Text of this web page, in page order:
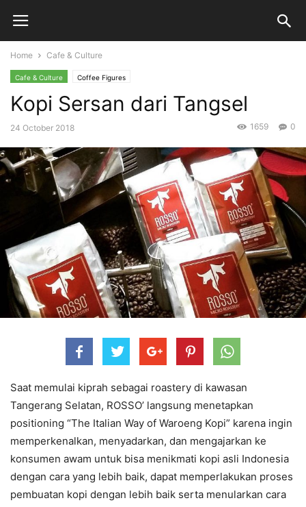
Home Cafe & Culture
Cafe & Culture Coffee Figures
Kopi Sersan dari Tangsel
24 October 2018 0
1659
Saat memulai kiprah sebagai roastery di kawasan
Tangerang Selatan, ROSSO’ langsung menetapkan
positioning “The Italian Way of Waroeng Kopi” karena ingin
memperkenalkan, menyadarkan, dan mengajarkan ke
konsumen awam untuk bisa menikmati kopi asli Indonesia
dengan cara yang lebih baik, dapat memperlakukan proses
pembuatan kopi dengan lebih baik serta menularkan cara